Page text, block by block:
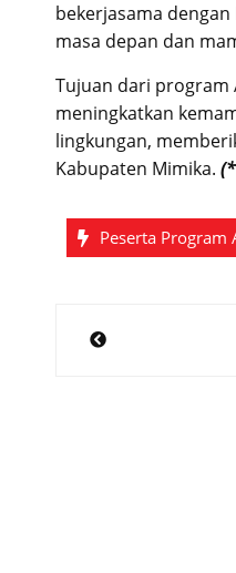
bekerjasama
masa depan dan
Tujuan dari program
meningkatkan
lingkungan,
Kabupaten Mimika.
Peserta Program
Post